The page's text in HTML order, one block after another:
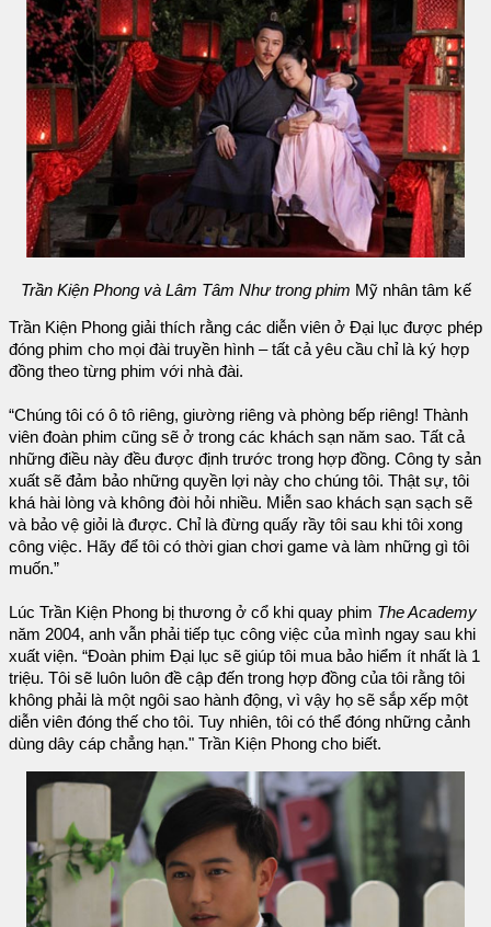
Trần Kiện Phong và Lâm Tâm Như trong phim Mỹ nhân tâm kế
Trần Kiện Phong giải thích rằng các diễn viên ở Đại lục được phép
đóng phim cho mọi đài truyền hình – tất cả yêu cầu chỉ là ký hợp
đồng theo từng phim với nhà đài.
“Chúng tôi có ô tô riêng, giường riêng và phòng bếp riêng! Thành
viên đoàn phim cũng sẽ ở trong các khách sạn năm sao. Tất cả
những điều này đều được định trước trong hợp đồng. Công ty sản
xuất sẽ đảm bảo những quyền lợi này cho chúng tôi. Thật sự, tôi
khá hài lòng và không đòi hỏi nhiều. Miễn sao khách sạn sạch sẽ
và bảo vệ giỏi là được. Chỉ là đừng quấy rầy tôi sau khi tôi xong
công việc. Hãy để tôi có thời gian chơi game và làm những gì tôi
muốn.”
Lúc Trần Kiện Phong bị thương ở cổ khi quay phim The Academy
năm 2004, anh vẫn phải tiếp tục công việc của mình ngay sau khi
xuất viện. “Đoàn phim Đại lục sẽ giúp tôi mua bảo hiểm ít nhất là 1
triệu. Tôi sẽ luôn luôn đề cập đến trong hợp đồng của tôi rằng tôi
không phải là một ngôi sao hành động, vì vậy họ sẽ sắp xếp một
diễn viên đóng thế cho tôi. Tuy nhiên, tôi có thể đóng những cảnh
dùng dây cáp chẳng hạn." Trần Kiện Phong cho biết.